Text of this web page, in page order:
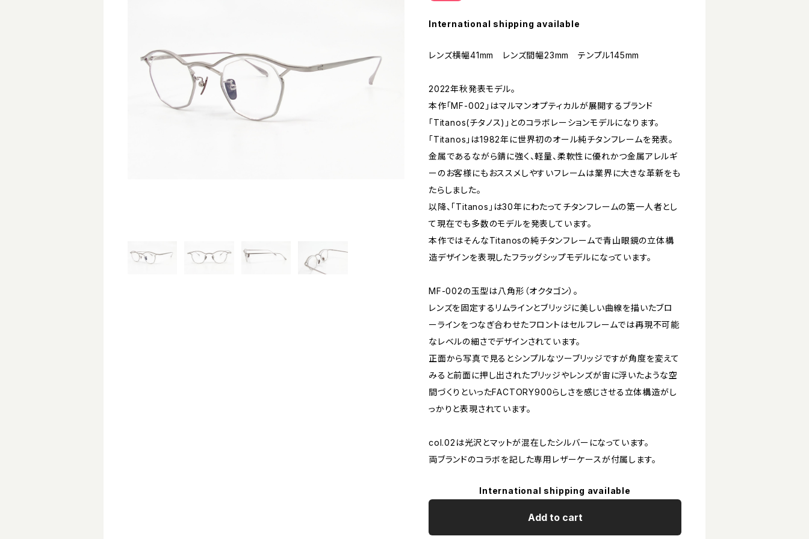
International shipping available
レンズ横幅41mm レンズ間幅23mm テンプル145mm
2022年秋発表モデル。
本作「MF-002」はマルマンオプティカルが展開するブランド
「Titanos(チタノス)」とのコラボレーションモデルになります。
「Titanos」は1982年に世界初のオール純チタンフレームを発表。
金属であるながら錆に強く、軽量、柔軟性に優れかつ金属アレルギ
ーのお客様にもおススメしやすいフレームは業界に大きな革新をも
たらしました。
以降、「Titanos」は30年にわたってチタンフレームの第一人者とし
て現在でも多数のモデルを発表しています。
本作ではそんなTitanosの純チタンフレームで青山眼鏡の立体構
造デザインを表現したフラッグシップモデルになっています。
MF-002の玉型は八角形（オクタゴン）。
レンズを固定するリムラインとブリッジに美しい曲線を描いたブロ
ーラインをつなぎ合わせたフロントはセルフレームでは再現不可能
なレベルの細さでデザインされています。
正面から写真で見るとシンプルなツーブリッジですが角度を変えて
みると前面に押し出されたブリッジやレンズが宙に浮いたような空
間づくりといったFACTORY900らしさを感じさせる立体構造がし
っかりと表現されています。
col.02は光沢とマットが混在したシルバーになっています。
両ブランドのコラボを記した専用レザーケースが付属します。
International shipping available
Add to cart